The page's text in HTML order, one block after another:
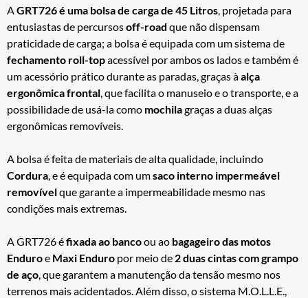
A GRT726 é uma bolsa de carga de 45 Litros , projetada para
entusiastas de percursosoff-road que não dispensam
praticidade de carga; a bolsa é equipada com um sistema de
fechamento roll-topacessível por ambos os lados e também é
um acessório prático durante as paradas, graças àalça
ergonômica frontal , que facilita o manuseio e o transporte, e a
possibilidade de usá-la como mochilagraças a duas alças
ergonômicas removíveis.
A bolsa é feita de materiais de alta qualidade, incluindo
Cordura , e é equipada com umsaco interno impermeável
removívelque garante a impermeabilidade mesmo nas
condições mais extremas.
A GRT726 éfixada ao bancoou ao bagageiro das motos
Enduroe Maxi Enduro por meio de 2 duas cintas com grampo
de aço , que garantem a manutenção da tensão mesmo nos
terrenos mais acidentados. Além disso, o sistema M.O.L.L.E.,